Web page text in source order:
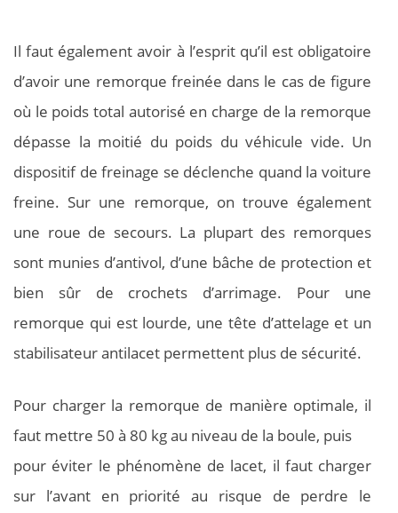
Il faut également avoir à l’esprit qu’il est obligatoire
d’avoir une remorque freinée dans le cas de figure
où le poids total autorisé en charge de la remorque
dépasse la moitié du poids du véhicule vide. Un
dispositif de freinage se déclenche quand la voiture
freine. Sur une remorque, on trouve également
une roue de secours. La plupart des remorques
sont munies d’antivol, d’une bâche de protection et
bien sûr de crochets d’arrimage. Pour une
remorque qui est lourde, une tête d’attelage et un
stabilisateur antilacet permettent plus de sécurité.
Pour charger la remorque de manière optimale, il
faut mettre 50 à 80 kg au niveau de la boule, puis
pour éviter le phénomène de lacet, il faut charger
sur l’avant en priorité au risque de perdre le